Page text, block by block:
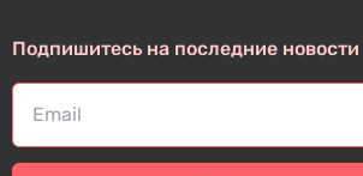
Подпишитесь на последние новости